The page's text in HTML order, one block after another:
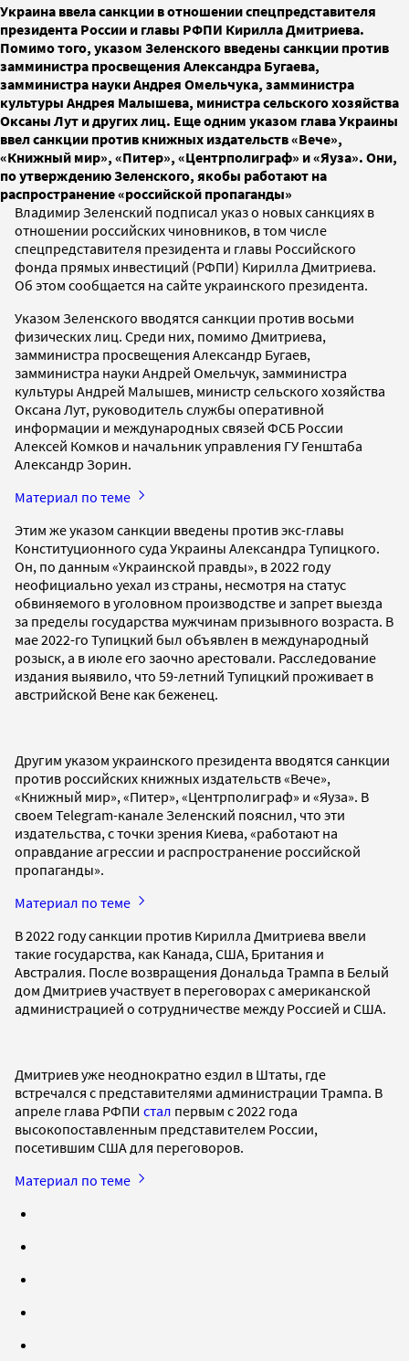
Украина ввела санкции в отношении спецпредставителя
президента России и главы РФПИ Кирилла Дмитриева.
Помимо того, указом Зеленского введены санкции против
замминистра просвещения Александра Бугаева,
замминистра науки Андрея Омельчука, замминистра
культуры Андрея Малышева, министра сельского хозяйства
Оксаны Лут и других лиц. Еще одним указом глава Украины
ввел санкции против книжных издательств «Вече»,
«Книжный мир», «Питер», «Центрполиграф» и «Яуза». Они,
по утверждению Зеленского, якобы работают на
распространение «российской пропаганды»
Владимир Зеленский подписал указ о новых санкциях в
отношении российских чиновников, в том числе
спецпредставителя президента и главы Российского
фонда прямых инвестиций (РФПИ) Кирилла Дмитриева.
Об этом сообщается на сайте украинского президента.
Указом Зеленского вводятся санкции против восьми
физических лиц. Среди них, помимо Дмитриева,
замминистра просвещения Александр Бугаев,
замминистра науки Андрей Омельчук, замминистра
культуры Андрей Малышев, министр сельского хозяйства
Оксана Лут, руководитель службы оперативной
информации и международных связей ФСБ России
Алексей Комков и начальник управления ГУ Генштаба
Александр Зорин.
Материал по теме
Этим же указом санкции введены против экс-главы
Конституционного суда Украины Александра Тупицкого.
Он, по данным «Украинской правды», в 2022 году
неофициально уехал из страны, несмотря на статус
обвиняемого в уголовном производстве и запрет выезда
за пределы государства мужчинам призывного возраста. В
мае 2022-го Тупицкий был объявлен в международный
розыск, а в июле его заочно арестовали. Расследование
издания выявило, что 59-летний Тупицкий проживает в
австрийской Вене как беженец.
Другим указом украинского президента вводятся санкции
против российских книжных издательств «Вече»,
«Книжный мир», «Питер», «Центрполиграф» и «Яуза». В
своем Telegram-канале Зеленский пояснил, что эти
издательства, с точки зрения Киева, «работают на
оправдание агрессии и распространение российской
пропаганды».
Материал по теме
В 2022 году санкции против Кирилла Дмитриева ввели
такие государства, как Канада, США, Британия и
Австралия. После возвращения Дональда Трампа в Белый
дом Дмитриев участвует в переговорах с американской
администрацией о сотрудничестве между Россией и США.
Дмитриев уже неоднократно ездил в Штаты, где
встречался с представителями администрации Трампа. В
апреле глава РФПИ стал первым с 2022 года
высокопоставленным представителем России,
посетившим США для переговоров.
Материал по теме